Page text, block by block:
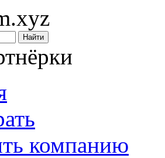
компанию